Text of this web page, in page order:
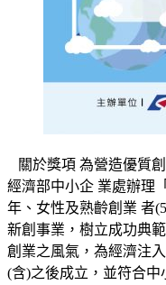
關於獎項 為營造優質
經濟部中小企 業處辦理
年、女性及熟齡創業 者
新創事業，樹立成功典
創業之風氣，為經濟注
(含)之後成立，並符合